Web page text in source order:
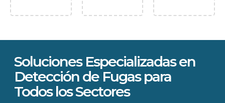
Soluciones Especializadas en
Detección de Fugas para
Todos los Sectores